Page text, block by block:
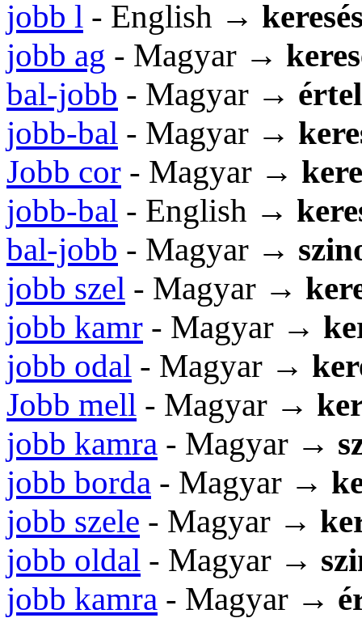
jobb l - English →
jobb ag - Magyar →
bal-jobb - Magyar →
jobb-bal - Magyar →
Jobb cor - Magyar →
jobb-bal - English →
bal-jobb - Magyar →
jobb szel - Magyar →
jobb kamr - Magyar →
jobb odal - Magyar →
Jobb mell - Magyar →
jobb kamra - Magyar →
jobb borda - Magyar →
jobb szele - Magyar →
jobb oldal - Magyar →
jobb kamra - Magyar →